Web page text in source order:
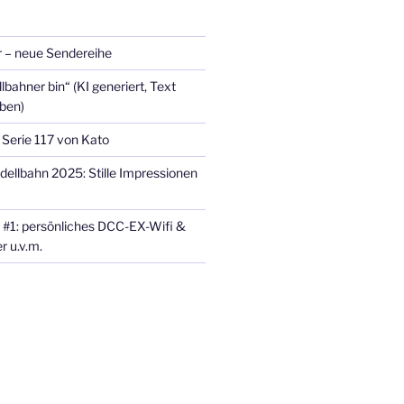
– neue Sendereihe
bin“ (KI generiert, Text
117 von Kato
2025: Stille Impressionen
persönliches DCC-EX-Wifi &
u.v.m.